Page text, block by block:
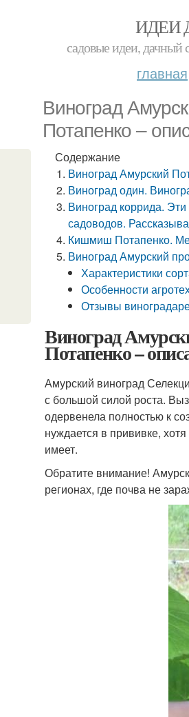
ИДЕИ
садовые идеи, дачный
главная
Виноград
Потапенко –
Содержание
Виноград Амурский
Виноград один.
Виноград коррида.
садоводов.
Кишмиш Потапенко.
Виноград Амурский
Характеристики
Особенности
Отзывы
Виноград
Потапенко –
Амурский виноград
с большой силой роста.
одервенела полностью к
нуждается в прививке,
имеет.
Обратите внимание!
регионах, где почва не